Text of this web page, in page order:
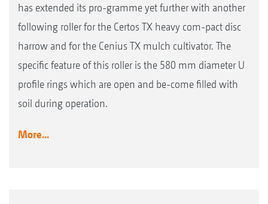
has extended its pro-gramme yet further with another
following roller for the Certos TX heavy com-pact disc
harrow and for the Cenius TX mulch cultivator. The
specific feature of this roller is the 580 mm diameter U
profile rings which are open and be-come filled with
soil during operation.
More...